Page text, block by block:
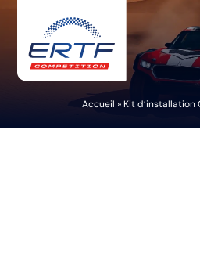
Accueil » Kit d’installation